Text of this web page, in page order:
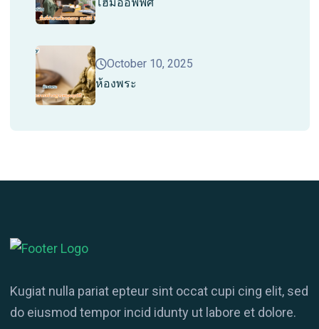
October 10, 2025
ห้องพระ
Kugiat nulla pariat epteur sint occat cupi cing elit, sed
do eiusmod tempor incid idunty ut labore et dolore.